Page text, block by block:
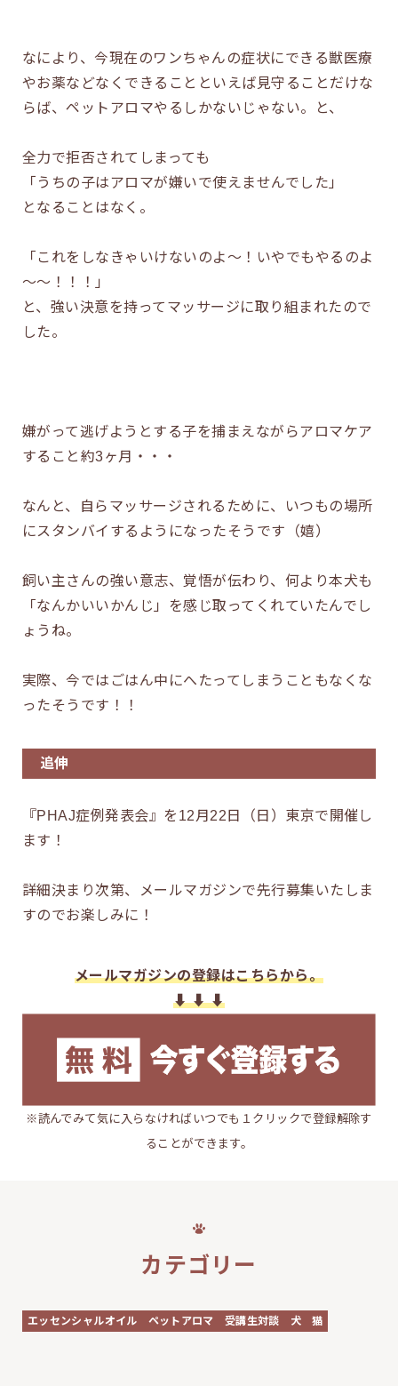
なにより、今現在のワンちゃんの症状にできる獣医療
やお薬などなくできることといえば見守ることだけな
らば、ペットアロマやるしかないじゃない。と、
全力で拒否されてしまっても
「うちの子はアロマが嫌いで使えませんでした」
となることはなく。
「これをしなきゃいけないのよ～！いやでもやるのよ
～～！！！」
と、強い決意を持ってマッサージに取り組まれたので
した。
嫌がって逃げようとする子を捕まえながらアロマケア
すること約3ヶ月・・・
なんと、自らマッサージされるために、いつもの場所
にスタンバイするようになったそうです（嬉）
飼い主さんの強い意志、覚悟が伝わり、何より本犬も
「なんかいいかんじ」を感じ取ってくれていたんでし
ょうね。
実際、今ではごはん中にへたってしまうこともなくな
ったそうです！！
追伸
『PHAJ症例発表会』を12月22日（日）東京で開催し
ます！
詳細決まり次第、メールマガジンで先行募集いたしま
すのでお楽しみに！
メールマガジンの登録はこちらから。
⬇︎ ⬇︎ ⬇︎
※読んでみて気に入らなければいつでも１クリックで登録解除す
ることができます。
カテゴリー
エッセンシャルオイル ペットアロマ 受講生対談 犬 猫